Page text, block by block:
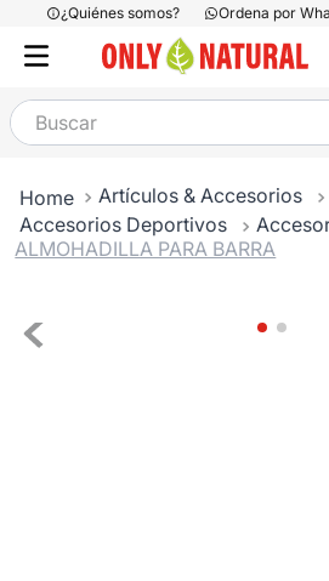
¿Quiénes somos? Ordena por
Buscar
Artículos & Accesorios
Accesorios Deportivos
ALMOHADILLA PARA BARRA